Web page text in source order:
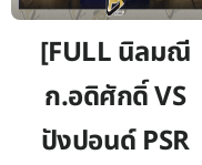
[FULL นิลมณี
ก.อดิศักดิ์ VS
ปังปอนด์ PSR